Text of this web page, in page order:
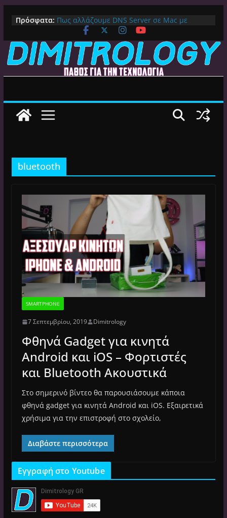
περιεχόμενο
Πρόσφατα: Πως αλλάζουμε DNS Server σε Mac με
MacOS Ventura (Macbook, Mac Mini, iMac,
κλπ)
IPVanish Προσφορά: 83% Έκπτωση στο
Premium VPN – Δες γιατί αξίζει
Alive GR Kodi: Γιατί Δεν Λειτουργεί Πλέον το
Android TV | CX File Explorer, Καθαρισμός
Ο Καλύτερος Launcher για Android TV /
bluetooth
SMARTPHONE
7 Σεπτεμβρίου, 2019 Dimitrology
Φθηνά Gadget για κινητά
Android και iOS – Φορτιστές
και Bluetooth Ακουστικά
Στο σημερινό βίντεο θα παρουσιάσουμε κάποια
φθηνά gadget για κινητά Android και iOS. Εξαιρετικά
χρήσιμα για την επιστροφή στο σχολείο,
Διαβάστε περισσότερα
Εγγραφή στο Youtube